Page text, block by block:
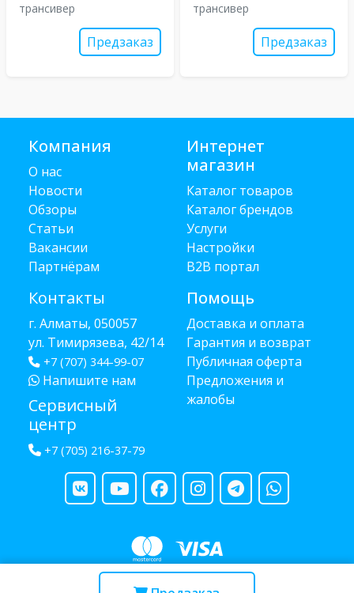
трансивер
Предзаказ
трансивер
Предзаказ
Компания
О нас
Новости
Обзоры
Статьи
Вакансии
Партнёрам
Контакты
г. Алматы, 050057
ул. Тимирязева, 42/14
+7 (707) 344-99-07
Напишите нам
Сервисный
центр
+7 (705) 216-37-79
Интернет
магазин
Каталог товаров
Каталог брендов
Услуги
Настройки
B2B портал
Помощь
Доставка и оплата
Гарантия и возврат
Публичная оферта
Предложения и
жалобы
Copyright © 2013 - 2026 RUBA - разработано